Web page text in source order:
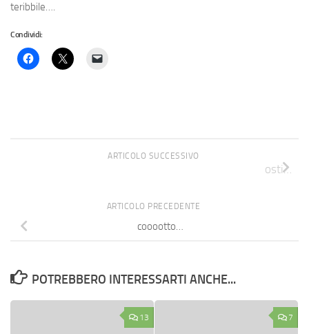
teribbile….
Condividi:
ARTICOLO SUCCESSIVO
osti…
ARTICOLO PRECEDENTE
cooootto…
POTREBBERO INTERESSARTI ANCHE...
13 7